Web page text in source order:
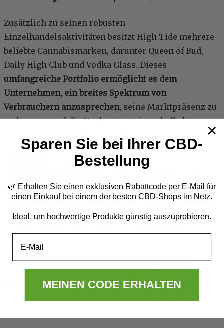
Zusätzlich zu seinen robusten
Einzelhandelsaktivitäten besitzt High Tide mehrere
beliebte Cannabismarken, darunter Queen of Bud,
Daily High Club und Vodka Glass. Dieses
umfangreiche Portfolio ermöglicht es dem
Unternehmen, ein breites Spektrum von
Verbrauchern anzusprechen, seine Marktpräsenz zu
verbessern und die Markentreue innerhalb des
Anerkennungen und
Wachstum und Erfolg
Der schnelle Aufstieg von High Tide in der Branche
Globe and Mail’s Report on Business Magazine hat
schnellsten wachsenden Unternehmen Kanadas
bezeichnet. Diese Anerkennung ist ein Beleg für den
Sparen Sie bei Ihrer CBD-
Bestellung
🌿 Erhalten Sie einen exklusiven Rabattcode per E-Mail für
einen Einkauf bei einem der besten CBD-Shops im Netz.
Ideal, um hochwertige Produkte günstig auszuprobieren.
MEINEN CODE ERHALTEN